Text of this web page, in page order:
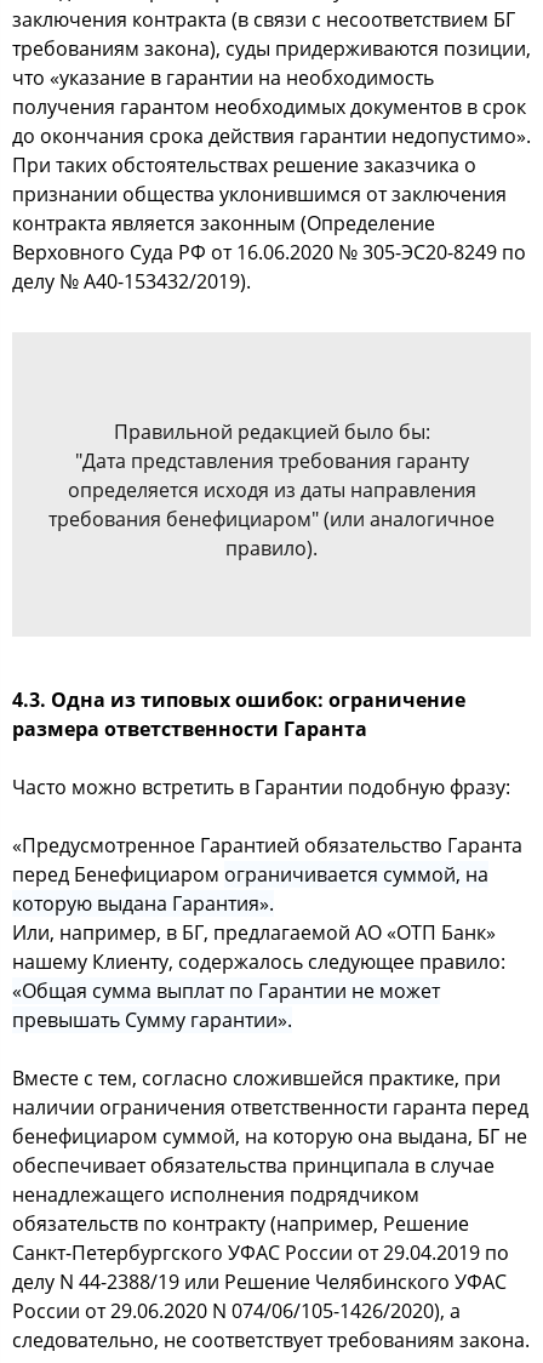
заключения контракта (в связи с несоответствием БГ
требованиям закона), суды придерживаются позиции,
что «указание в гарантии на необходимость
получения гарантом необходимых документов в срок
до окончания срока действия гарантии недопустимо».
При таких обстоятельствах решение заказчика о
признании общества уклонившимся от заключения
контракта является законным (Определение
Верховного Суда РФ от 16.06.2020 № 305-ЭС20-8249 по
делу № А40-153432/2019).
Правильной редакцией было бы:
"Дата представления требования гаранту
определяется исходя из даты направления
требования бенефициаром" (или аналогичное
правило).
4.3. Одна из типовых ошибок: ограничение
размера ответственности Гаранта
Часто можно встретить в Гарантии подобную фразу:
«Предусмотренное Гарантией обязательство Гаранта
перед Бенефициаром ограничивается суммой, на
которую выдана Гарантия».
Или, например, в БГ, предлагаемой АО «ОТП Банк»
нашему Клиенту, содержалось следующее правило:
«Общая сумма выплат по Гарантии не может
превышать Сумму гарантии».
Вместе с тем, согласно сложившейся практике, при
наличии ограничения ответственности гаранта перед
бенефициаром суммой, на которую она выдана, БГ не
обеспечивает обязательства принципала в случае
ненадлежащего исполнения подрядчиком
обязательств по контракту (например, Решение
Санкт-Петербургского УФАС России от 29.04.2019 по
делу N 44-2388/19 или Решение Челябинского УФАС
России от 29.06.2020 N 074/06/105-1426/2020), а
следовательно, не соответствует требованиям закона.